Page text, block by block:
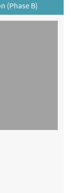
(Phase B)